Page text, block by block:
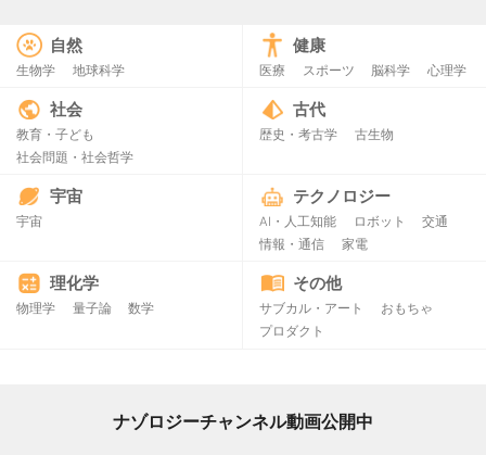
自然
生物学 地球科学
健康
医療 スポーツ 脳科学 心理学
社会
教育・子ども
社会問題・社会哲学
古代
歴史・考古学 古生物
宇宙
宇宙
テクノロジー
AI・人工知能 ロボット
交通
情報・通信
家電
理化学
物理学 量子論 数学
その他
サブカル・アート
おもちゃ
プロダクト
ナゾロジーチャンネル動画公開中